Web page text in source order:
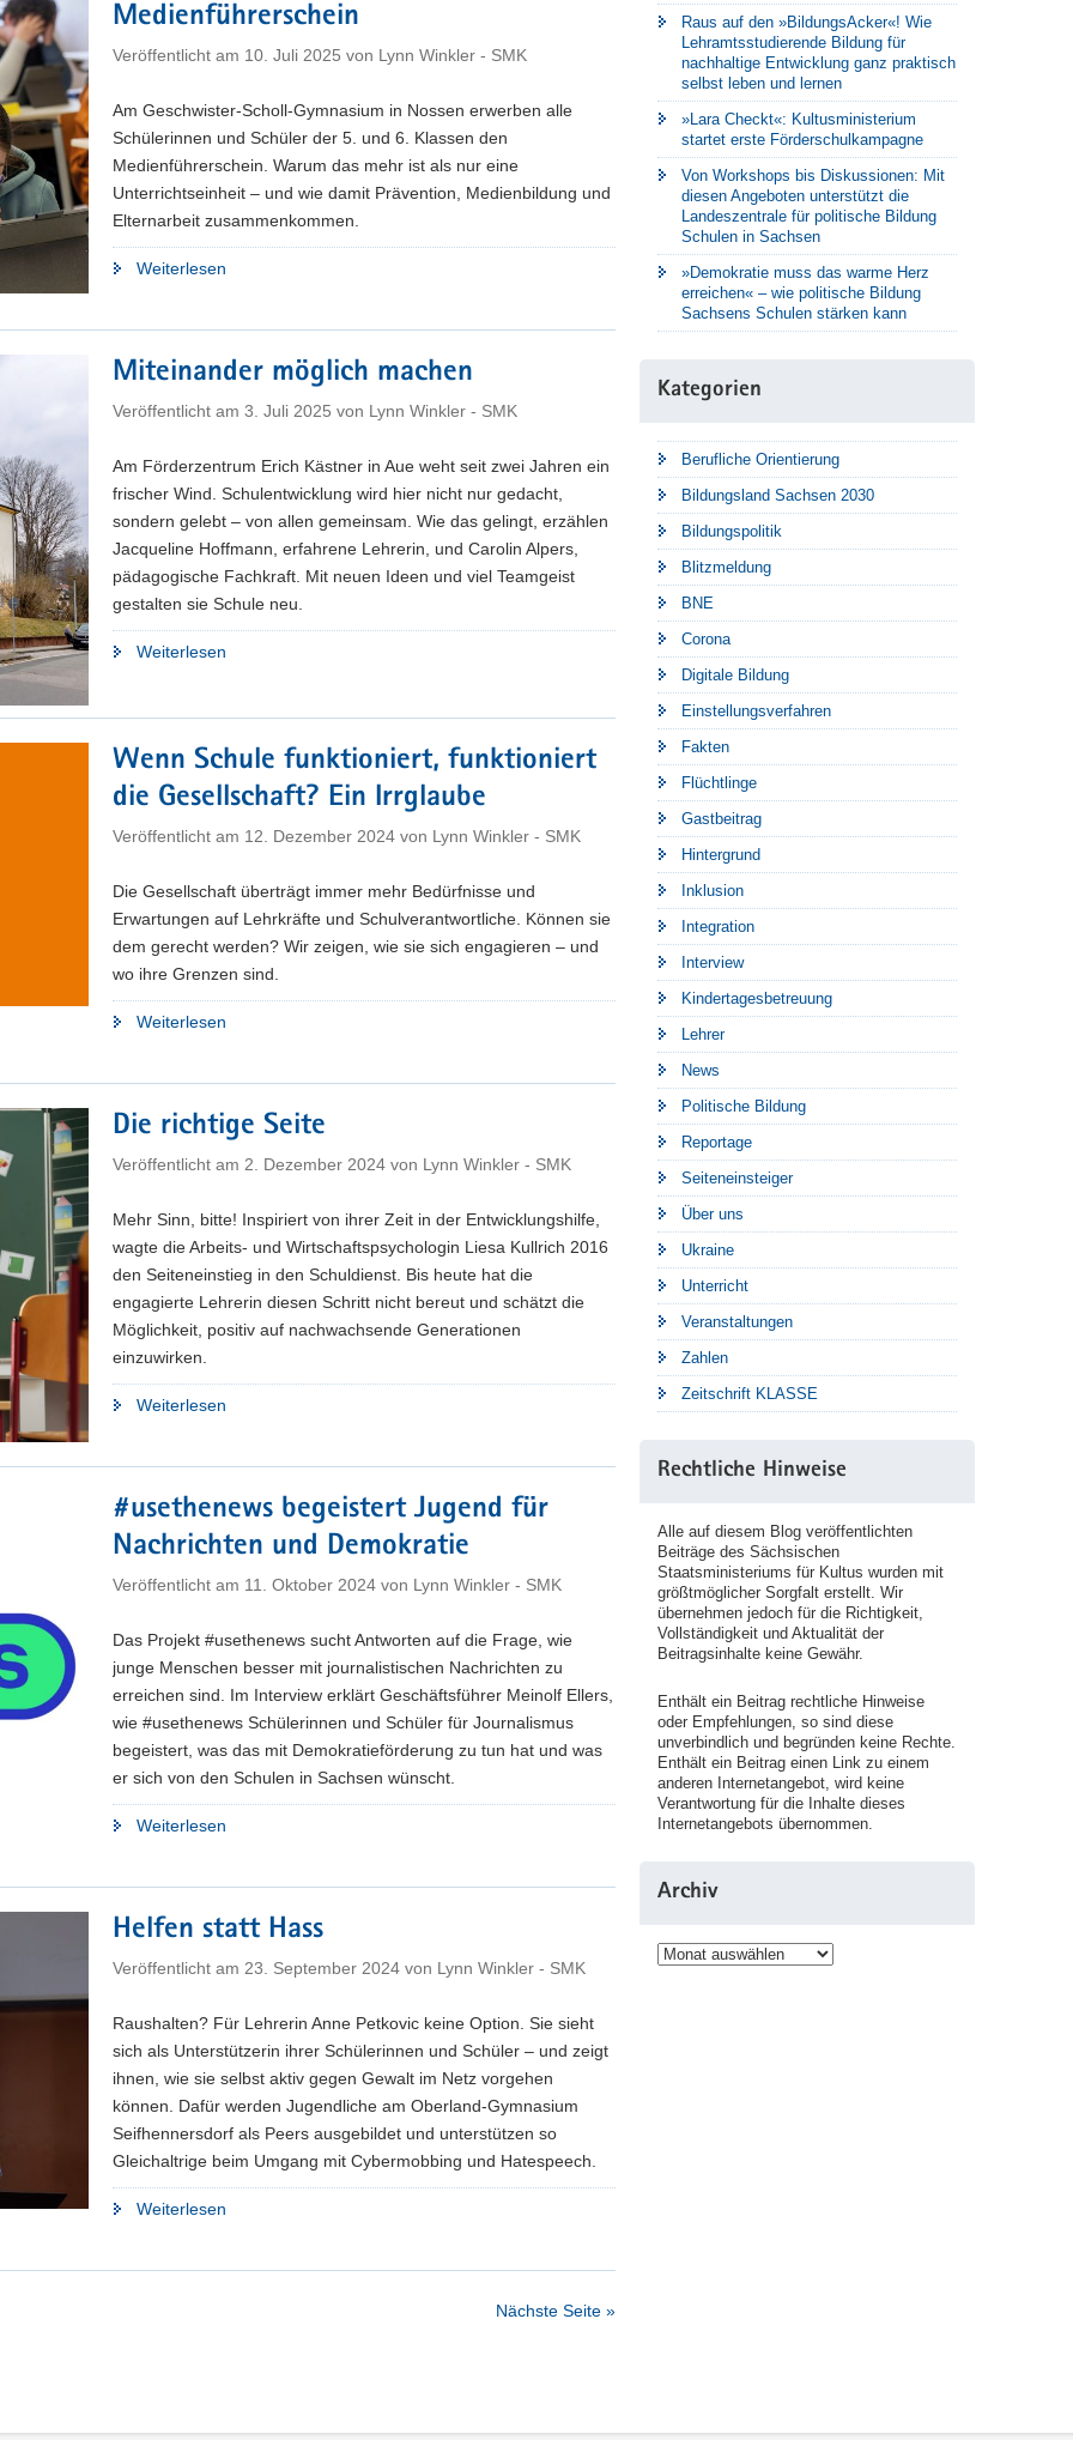
Medienführerschein
Veröffentlicht am 10. Juli 2025 von Lynn Winkler - SMK
Am Geschwister-Scholl-Gymnasium in Nossen erwerben alle
Schülerinnen und Schüler der 5. und 6. Klassen den
Medienführerschein. Warum das mehr ist als nur eine
Unterrichtseinheit – und wie damit Prävention, Medienbildung und
Elternarbeit zusammenkommen.
Weiterlesen
Miteinander möglich machen
Veröffentlicht am 3. Juli 2025 von Lynn Winkler - SMK
Am Förderzentrum Erich Kästner in Aue weht seit zwei Jahren ein
frischer Wind. Schulentwicklung wird hier nicht nur gedacht,
sondern gelebt – von allen gemeinsam. Wie das gelingt, erzählen
Jacqueline Hoffmann, erfahrene Lehrerin, und Carolin Alpers,
pädagogische Fachkraft. Mit neuen Ideen und viel Teamgeist
gestalten sie Schule neu.
Weiterlesen
Wenn Schule funktioniert, funktioniert
die Gesellschaft? Ein Irrglaube
Veröffentlicht am 12. Dezember 2024 von Lynn Winkler - SMK
Die Gesellschaft überträgt immer mehr Bedürfnisse und
Erwartungen auf Lehrkräfte und Schulverantwortliche. Können sie
dem gerecht werden? Wir zeigen, wie sie sich engagieren – und
wo ihre Grenzen sind.
Weiterlesen
die
Gesellschaft?
Irrglaube"
Die richtige Seite
Veröffentlicht am 2. Dezember 2024 von Lynn Winkler - SMK
Mehr Sinn, bitte! Inspiriert von ihrer Zeit in der Entwicklungshilfe,
wagte die Arbeits- und Wirtschaftspsychologin Liesa Kullrich 2016
den Seiteneinstieg in den Schuldienst. Bis heute hat die
engagierte Lehrerin diesen Schritt nicht bereut und schätzt die
Möglichkeit, positiv auf nachwachsende Generationen
einzuwirken.
Weiterlesen
#usethenews begeistert Jugend für
Nachrichten und Demokratie
Veröffentlicht am 11. Oktober 2024 von Lynn Winkler - SMK
Das Projekt #usethenews sucht Antworten auf die Frage, wie
junge Menschen besser mit journalistischen Nachrichten zu
erreichen sind. Im Interview erklärt Geschäftsführer Meinolf Ellers,
wie #usethenews Schülerinnen und Schüler für Journalismus
begeistert, was das mit Demokratieförderung zu tun hat und was
er sich von den Schulen in Sachsen wünscht.
Weiterlesen
Nachrichten
und
Helfen statt Hass
Veröffentlicht am 23. September 2024 von Lynn Winkler - SMK
Raushalten? Für Lehrerin Anne Petkovic keine Option. Sie sieht
sich als Unterstützerin ihrer Schülerinnen und Schüler – und zeigt
ihnen, wie sie selbst aktiv gegen Gewalt im Netz vorgehen
können. Dafür werden Jugendliche am Oberland-Gymnasium
Seifhennersdorf als Peers ausgebildet und unterstützen so
Gleichaltrige beim Umgang mit Cybermobbing und Hatespeech.
Weiterlesen
Nächste Seite »
Raus auf den »BildungsAcker«! Wie
Lehramtsstudierende Bildung für
nachhaltige Entwicklung ganz praktisch
selbst leben und lernen
»Lara Checkt«: Kultusministerium
startet erste Förderschulkampagne
Von Workshops bis Diskussionen: Mit
diesen Angeboten unterstützt die
Landeszentrale für politische Bildung
Schulen in Sachsen
»Demokratie muss das warme Herz
erreichen« – wie politische Bildung
Sachsens Schulen stärken kann
Kategorien
Berufliche Orientierung
Bildungsland Sachsen 2030
Bildungspolitik
Blitzmeldung
BNE
Corona
Digitale Bildung
Einstellungsverfahren
Fakten
Flüchtlinge
Gastbeitrag
Hintergrund
Inklusion
Integration
Interview
Kindertagesbetreuung
Lehrer
News
Politische Bildung
Reportage
Seiteneinsteiger
Über uns
Ukraine
Unterricht
Veranstaltungen
Zahlen
Zeitschrift KLASSE
Rechtliche Hinweise
Alle auf diesem Blog veröffentlichten
Beiträge des Sächsischen
Staatsministeriums für Kultus wurden mit
größtmöglicher Sorgfalt erstellt. Wir
übernehmen jedoch für die Richtigkeit,
Vollständigkeit und Aktualität der
Beitragsinhalte keine Gewähr.
Enthält ein Beitrag rechtliche Hinweise
oder Empfehlungen, so sind diese
unverbindlich und begründen keine Rechte.
Enthält ein Beitrag einen Link zu einem
anderen Internetangebot, wird keine
Verantwortung für die Inhalte dieses
Internetangebots übernommen.
Archiv
Archiv